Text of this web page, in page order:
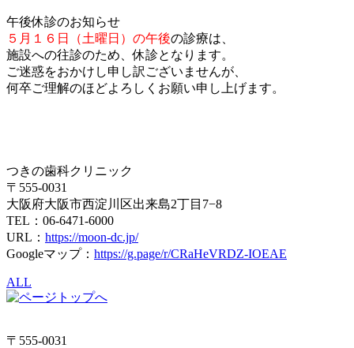
午後休診のお知らせ
５⽉１６⽇（⼟曜⽇）の午後の診療は、
施設への往診のため、休診となります。
ご迷惑をおかけし申し訳ございませんが、
何卒ご理解のほどよろしくお願い申し上げます。
つきの歯科クリニック
〒555-0031
大阪府大阪市西淀川区出来島2丁目7−8
TEL：06-6471-6000
URL： https://moon-dc.jp/
Googleマップ： https://g.page/r/CRaHeVRDZ-IOEAE
ALL
〒555-0031